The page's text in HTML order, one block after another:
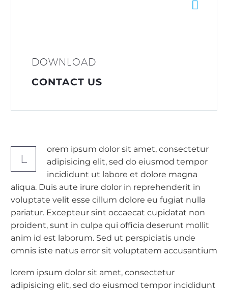


DOWNLOAD
CONTACT US
L
orem ipsum dolor sit amet, consectetur
adipisicing elit, sed do eiusmod tempor
incididunt ut labore et dolore magna
aliqua. Duis aute irure dolor in reprehenderit in
voluptate velit esse cillum dolore eu fugiat nulla
pariatur. Excepteur sint occaecat cupidatat non
proident, sunt in culpa qui officia deserunt mollit
anim id est laborum. Sed ut perspiciatis unde
omnis iste natus error sit voluptatem accusantium
lorem ipsum dolor sit amet, consectetur
adipisicing elit, sed do eiusmod tempor incididunt